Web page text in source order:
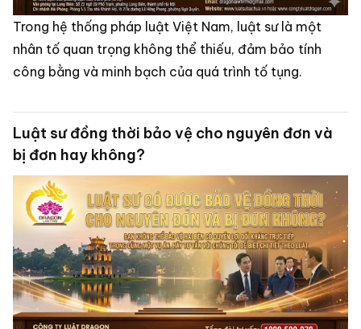
Trong hệ thống pháp luật Việt Nam, luật sư là một
nhân tố quan trọng không thể thiếu, đảm bảo tính
công bằng và minh bạch của quá trình tố tụng.
Luật sư đồng thời bảo vệ cho nguyên đơn và
bị đơn hay không?